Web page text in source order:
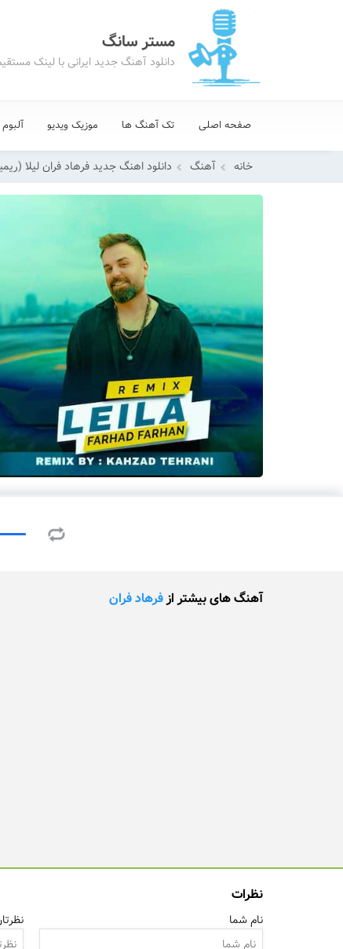
مستر سانگ
دانلود آهنگ جدید ایرانی با لینک
صفحه اصلی تک آهنگ ها موزیک ویدیو آلبوم
خانه آهنگ دانلود اهنگ جدید فرهاد فران لیلا
آهنگ های بیشتر ازفرهاد فران
نظرات
نام شما